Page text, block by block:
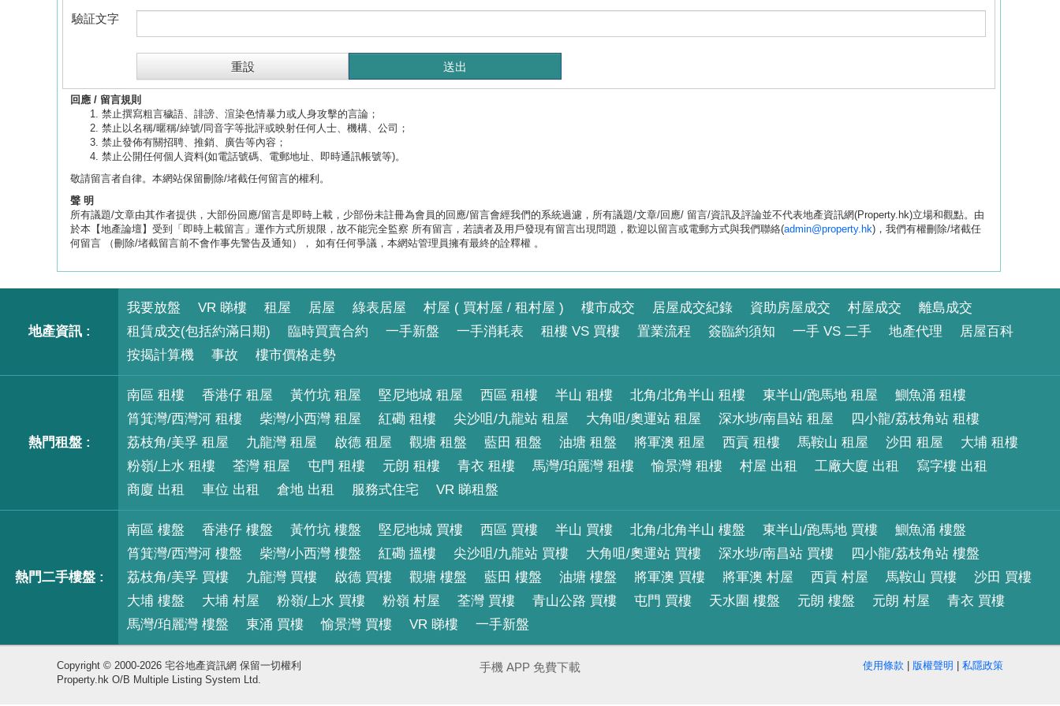
驗証文字
回應 / 留言規則
禁止撰寫粗言穢語、誹謗、渲染色情暴力或人身攻擊的言論；
禁止以名稱/暱稱/綽號/同音字等批評或映射任何人士、機構、公司；
禁止發佈有關招聘、推銷、廣告等內容；
禁止公開任何個人資料(如電話號碼、電郵地址、即時通訊帳號等)。
敬請留言者自律。本網站保留刪除/堵截任何留言的權利。
聲 明
所有議題/文章由其作者提供，大部份回應/留言是即時上載，少部份未註冊為會員的回應/留言會經我們的系統過濾，所有議題/文章/回應/ 留言/資訊及評論並不代表地產資訊網(Property.hk)立場和觀點。由
於本【地產論壇】受到「即時上載留言」運作方式所規限，故不能完全監察 所有留言，若讀者及用戶發現有留言出現問題，歡迎以留言或電郵方式與我們聯絡(admin@property.hk)，我們有權刪除/堵截任
何留言 （刪除/堵截留言前不會作事先警告及通知）， 如有任何爭議，本網站管理員擁有最終的詮釋權 。
地產資訊 :
我要放盤 VR 睇樓 租屋 居屋 綠表居屋 村屋 ( 買村屋 / 租村屋 ) 樓市成交 居屋成交紀錄 資助房屋成交 村屋成交
離島成交
租賃成交(包括約滿日期)
臨時買賣合約 一手新盤 一手消耗表 租樓 VS 買樓 置業流程 簽臨約須知 一手 VS 二手 地產代理
居屋百科
按揭計算機
事故 樓市價格走勢
熱門租盤 :
南區 租樓 香港仔 租屋 黃竹坑 租屋 堅尼地城 租屋 西區 租樓 半山 租樓 北角/北角半山 租樓 東半山/跑馬地 租屋
鰂魚涌 租樓
筲箕灣/西灣河 租樓
柴灣/小西灣 租屋 紅磡 租樓 尖沙咀/九龍站 租屋 大角咀/奧運站 租屋 深水埗/南昌站 租屋
四小龍/荔枝角站 租樓
荔枝角/美孚 租屋
九龍灣 租屋 啟德 租屋 觀塘 租盤 藍田 租盤 油塘 租盤 將軍澳 租屋 西貢 租樓 馬鞍山 租屋 沙田 租屋
大埔 租樓
粉嶺/上水 租樓
荃灣 租屋 屯門 租樓 元朗 租樓 青衣 租樓 馬灣/珀麗灣 租樓 愉景灣 租樓 村屋 出租 工廠大廈 出租
寫字樓 出租
商廈 出租
車位 出租 倉地 出租 服務式住宅 VR 睇租盤
熱門二手樓盤 :
南區 樓盤 香港仔 樓盤 黃竹坑 樓盤 堅尼地城 買樓 西區 買樓 半山 買樓 北角/北角半山 樓盤 東半山/跑馬地 買樓
鰂魚涌 樓盤
筲箕灣/西灣河 樓盤
柴灣/小西灣 樓盤 紅磡 搵樓 尖沙咀/九龍站 買樓 大角咀/奧運站 買樓 深水埗/南昌站 買樓
四小龍/荔枝角站 樓盤
荔枝角/美孚 買樓
九龍灣 買樓 啟德 買樓 觀塘 樓盤 藍田 樓盤 油塘 樓盤 將軍澳 買樓 將軍澳 村屋 西貢 村屋 馬鞍山 買樓
沙田 買樓
大埔 樓盤
大埔 村屋 粉嶺/上水 買樓 粉嶺 村屋 荃灣 買樓 青山公路 買樓 屯門 買樓 天水圍 樓盤 元朗 樓盤 元朗 村屋
青衣 買樓
馬灣/珀麗灣 樓盤
東涌 買樓 愉景灣 買樓 VR 睇樓 一手新盤
Copyright © 2000-2026 宅谷地產資訊網 保留一切權利
Property.hk O/B Multiple Listing System Ltd.
手機 APP 免費下載 使用條款 | 版權聲明 | 私隱政策